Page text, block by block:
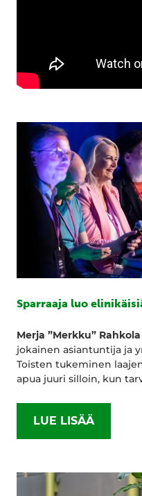
Sparraaja luo
Merja ”Merkku” Rahkola
jokainen asiantuntija ja
Toisten tukeminen
apua juuri silloin, kun
LUE LISÄÄ